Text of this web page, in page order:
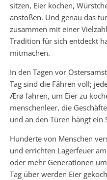
sitzen, Eier kochen,
anstoßen. Und genau das
zusammen mit einer
Tradition für sich entdeckt
mitmachen.
In den Tagen vor
Tag sind die Fähren voll;
Ærø fahren, um Eier zu
menschenleer, die
und an den Türen hängt ein
Hunderte von Menschen
und errichten Lagerfeuer
oder mehr Generationen
Tag über werden Eier